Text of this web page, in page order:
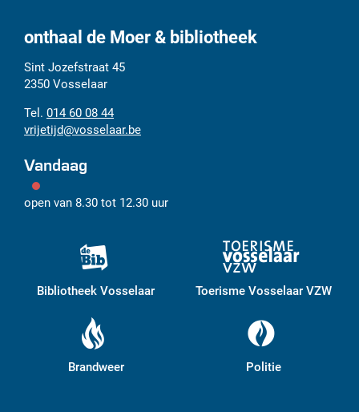
onthaal de Moer & bibliotheek
Adres
Sint Jozefstraat 45
2350 Vosselaar
Tel.
014 60 08 44
E-
mail
vrijetijd@vosselaar.be
Vandaag
open van 8.30 tot 12.30 uur
Bibliotheek Vosselaar Toerisme Vosselaar VZW
Brandweer Politie